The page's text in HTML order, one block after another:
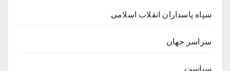
سپاه پاسداران انقلاب اسلامی
سراسر جهان
سیاست